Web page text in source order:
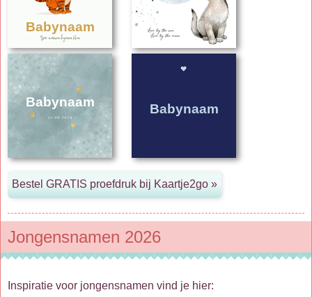
Babynaam
Babynaam Babynaam
Jongensnamen 2026
Inspiratie voor jongensnamen vind je hier: